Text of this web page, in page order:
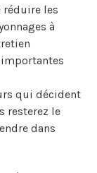
réduire les
à
qui décident
resterez le
dans